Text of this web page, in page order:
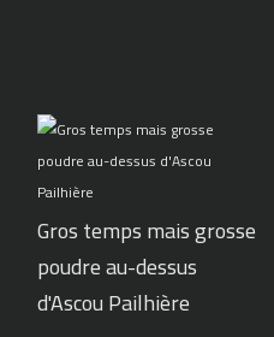
Gros temps mais grosse
poudre au-dessus
d'Ascou Pailhière